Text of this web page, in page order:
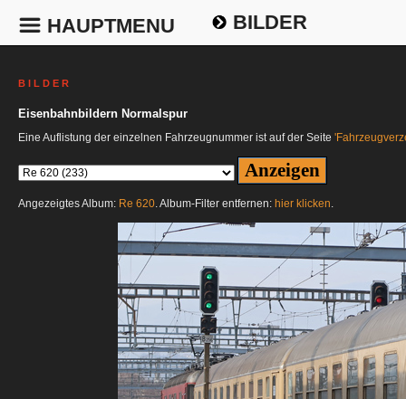
HAUPTMENU BILDER
B I L D E R
Eisenbahnbildern Normalspur
Eine Auflistung der einzelnen Fahrzeugnummer ist auf der Seite
Angezeigtes Album: Re 620. Album-Filter entfernen: hier klicken.